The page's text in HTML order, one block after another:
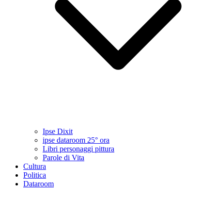
Ipse Dixit
ipse dataroom 25° ora
Libri personaggi pittura
Parole di Vita
Cultura
Politica
Dataroom